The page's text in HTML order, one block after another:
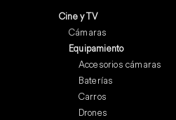
Cine y TV
Cámaras
Equipamiento
Accesorios cámaras
Baterías
Carros
Drones